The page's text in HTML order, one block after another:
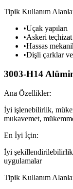
Tipik Kullanım
•Uçak yapıları
•Askeri teçhizat
•Hassas
•Dişli çarklar
3003-H14
Ana Özellikler:
İyi işlenebilirlik,
mukavemet,
En İyi İçin:
İyi şekillendirilebilirlik
uygulamalar
Tipik Kullanım